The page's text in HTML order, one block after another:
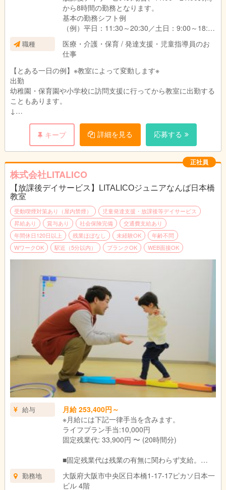
から8時間の勤務となります。
基本の勤務シフト例
（例）平日：11:30～20:30／土日：9:00～18:00
※働き方や対象のお子さま、教室によって異なり
ます。
職種
医療・介護・保育 / 発達支援・児童指導員のお
仕事
【とある一日の例】※教室によって変動します※
出勤
幼稚園・保育園や小学校に訪問支援に行ってから教室に出勤する
こともあります。
↓
指導準備
個別支援計画に沿って指導の準備をします。
プリントやカードの他、おもちゃやタブレットを使うことも。
↓
個別支援計画の作成
お子さまひとり一人に6か月間の個別支援計画を作成していま
す。
↓
お昼|休憩・ランチタイムです。
↓
指導
個別支援計画に基づきお子さまに指導を実施します。
個別指導では45分の指導をし、小集団指導では1時間半～3時間
の指導をします。
↓
終礼|スタッフ間でお子さま保護者さまの情報共有や翌日の準備
をします。
退勤|本日もお疲れさまでした！
キープ 詳細を見る 応募する
正社員
株式会社LITALICO
【放課後デイサービス】LITALICOジュニアなんば日本橋
教室
受動喫煙対策あり（屋内禁煙）
児童発達支援・放課後等デイサービス
昇給あり
賞与あり 社会保険完備
交通費支給あり
年間休日120日以上
残業ほぼなし 未経験OK
年齢不問
WワークOK
駅近（5分以内） ブランクOK WEB面接OK
給与
月給 253,400円～
※月給には下記一律手当を含みます。
ライフプラン手当:10,000円
固定残業代: 33,900円 〜 (20時間分)
■固定残業代は残業の有無に関わらず支給。
を支給いたします。
勤務地
大阪府大阪市中央区日本橋1-17-17ピカソ日本一
ビル 4階